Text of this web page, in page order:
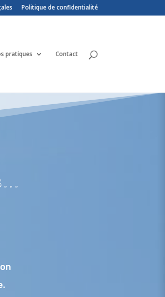
Politique de confidentialité
pratiques Contact